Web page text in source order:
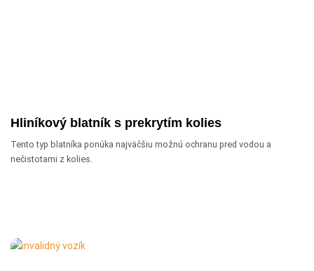
Hliníkový blatník s prekrytím kolies
Tento typ blatníka ponúka najväčšiu možnú ochranu pred vodou a
nečistotami z kolies.